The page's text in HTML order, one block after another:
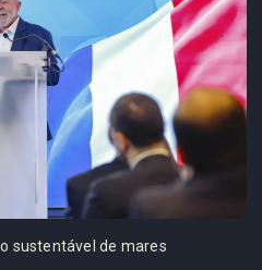
sustentável de mares